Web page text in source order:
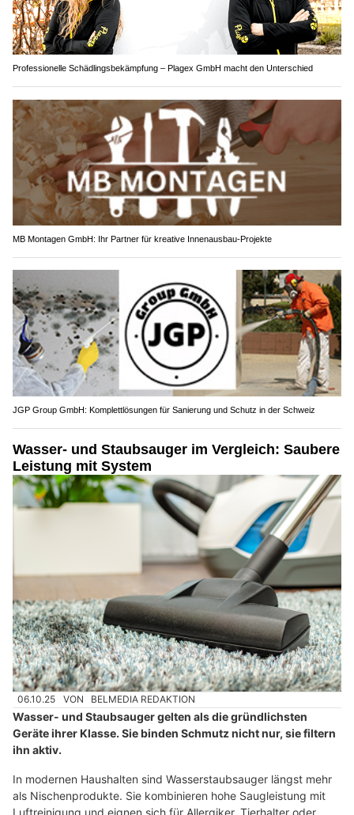
Professionelle Schädlingsbekämpfung – Plagex GmbH macht den Unterschied
MB Montagen GmbH: Ihr Partner für kreative Innenausbau-Projekte
JGP Group GmbH: Komplettlösungen für Sanierung und Schutz in der Schweiz
Wasser- und Staubsauger im Vergleich: Saubere
Leistung mit System
06.10.25 VON BELMEDIA REDAKTION
Wasser- und Staubsauger gelten als die gründlichsten
Geräte ihrer Klasse. Sie binden Schmutz nicht nur, sie filtern
ihn aktiv.
In modernen Haushalten sind Wasserstaubsauger längst mehr
als Nischenprodukte. Sie kombinieren hohe Saugleistung mit
Luftreinigung und eignen sich für Allergiker, Tierhalter oder